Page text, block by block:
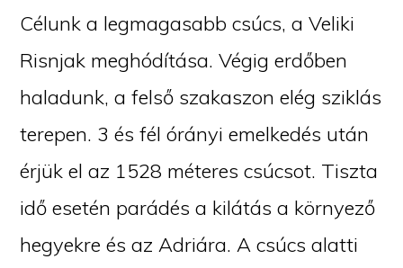
Célunk a legmagasabb csúcs, a Veliki
Risnjak meghódítása. Végig erdőben
haladunk, a felső szakaszon elég sziklás
terepen. 3 és fél órányi emelkedés után
érjük el az 1528 méteres csúcsot. Tiszta
idő esetén parádés a kilátás a környező
hegyekre és az Adriára. A csúcs alatti